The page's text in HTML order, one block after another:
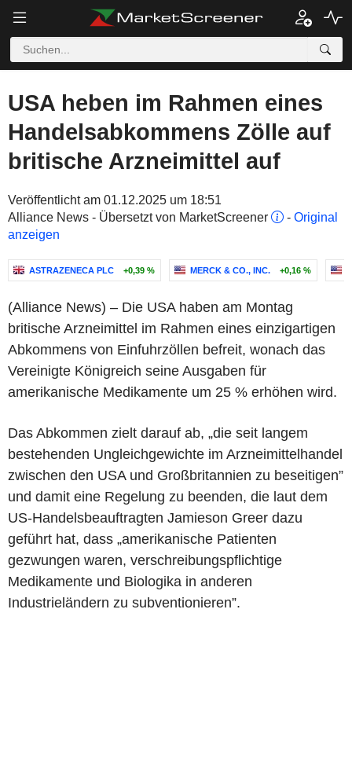
USA heben im Rahmen eines
Handelsabkommens Zölle auf
britische Arzneimittel auf
Veröffentlicht am 01.12.2025 um 18:51
Alliance News - Übersetzt von MarketScreener
- Original
anzeigen
ASTRAZENECA PLC +0,39 % MERCK & CO., INC. +0,16 %
(Alliance News) – Die USA haben am Montag
britische Arzneimittel im Rahmen eines einzigartigen
Abkommens von Einfuhrzöllen befreit, wonach das
Vereinigte Königreich seine Ausgaben für
amerikanische Medikamente um 25 % erhöhen wird.
Das Abkommen zielt darauf ab, „die seit langem
bestehenden Ungleichgewichte im Arzneimittelhandel
zwischen den USA und Großbritannien zu beseitigen”
und damit eine Regelung zu beenden, die laut dem
US-Handelsbeauftragten Jamieson Greer dazu
geführt hat, dass „amerikanische Patienten
gezwungen waren, verschreibungspflichtige
Medikamente und Biologika in anderen
Industrieländern zu subventionieren”.